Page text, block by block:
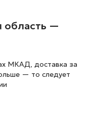
область —
МКАД, доставка за
— то следует